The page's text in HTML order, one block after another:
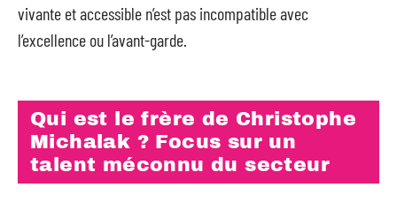
vivante et accessible n’est pas incompatible avec
l’excellence ou l’avant-garde.
Qui est le frère de Christophe
Michalak ? Focus sur un
talent méconnu du secteur